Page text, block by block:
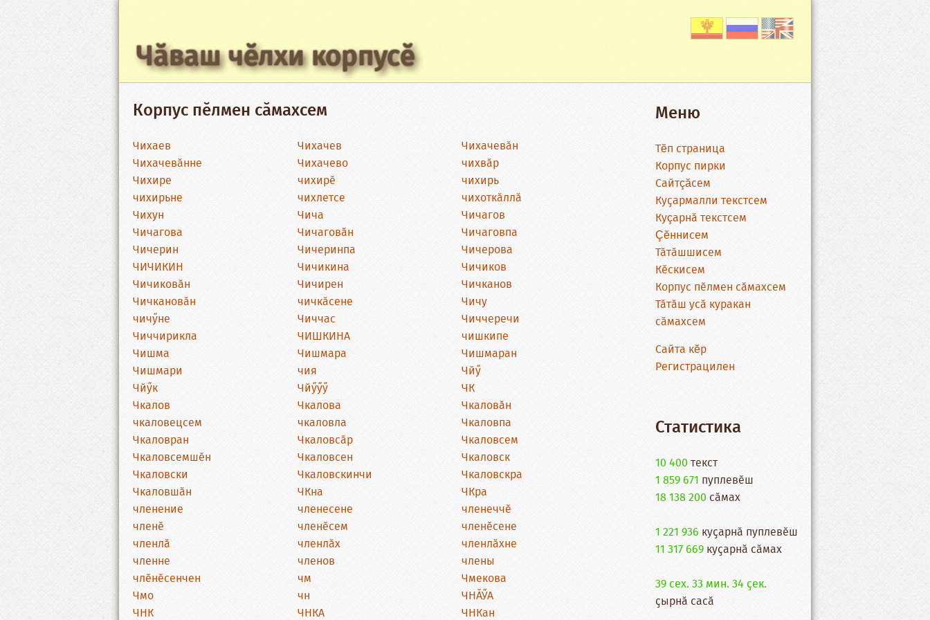
Чӑваш чӗлхи корпусӗ
Корпус пӗлмен сӑмахсем
Чихаев Чихачев
Чихачевӑн
Чихачевӑнне
Чихачево
чихвӑр
Чихире
чихирӗ
чихирь
чихирьне
чихлетсе
чихоткӑллӑ
Чихун
Чича
Чичагов
Чичагова
Чичаговӑн
Чичаговпа
Чичерин
Чичеринпа
Чичерова
ЧИЧИКИН
Чичикина
Чичиков
Чичиковӑн
Чичирен
Чичканов
Чичкановӑн
чичкӑсене
Чичу
чичӳне
Чиччас
Чиччеречи
Чиччирикла
ЧИШКИНА
чишкипе
Чишма
Чишмара
Чишмаран
Чишмари
чия
Чйӳ
Чйӳк
Чйӳӳӳ
ЧК
Чкалов
Чкалова
Чкаловӑн
чкаловецсем
чкаловла
Чкаловпа
Чкаловран
Чкаловсӑр
Чкаловсем
Чкаловсемшӗн
Чкаловсен
Чкаловск
Чкаловски
Чкаловскинчи
Чкаловскра
Чкаловшӑн
ЧКна
ЧКра
членение
членесене
членеччӗ
членӗ
членӗсем
членӗсене
членлӑ
членлӑх
членлӑхне
членне
членов
члены
члӗнӗсенчен
чм
Чмекова
Чмо
чн
ЧНӐӲА
ЧНК
ЧНКА ЧНКан
Меню
Тĕп страница
Корпус пирки
Сайтçăсем
Куҫармалли текстсем
Куçарнӑ текстсем
Çĕннисем
Тӑтӑшшисем
Кӗскисем
Корпус пӗлмен сӑмахсем
Тӑтӑш усӑ куракан
сӑмахсем
Сайта кĕр
Регистрацилен
Статистика
10 400 текст
1 859 671 пуплевӗш
18 138 200 cӑмах
1 221 936 куҫарнӑ пуплевӗш
11 317 669 куҫарнӑ сӑмах
39 сех. 33 мин. 34 ҫек.
ҫырнӑ сасӑ